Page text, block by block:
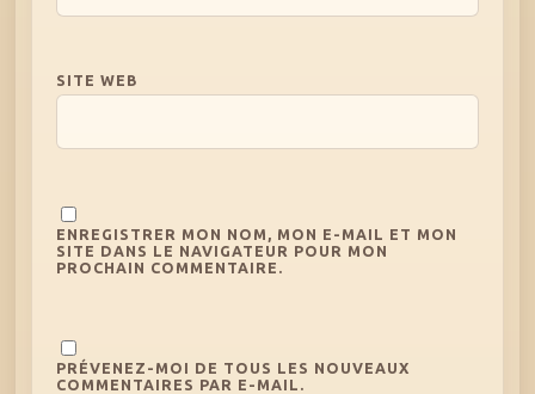
SITE WEB
ENREGISTRER MON NOM, MON E-MAIL ET MON
SITE DANS LE NAVIGATEUR POUR MON
PROCHAIN COMMENTAIRE.
PRÉVENEZ-MOI DE TOUS LES NOUVEAUX
COMMENTAIRES PAR E-MAIL.